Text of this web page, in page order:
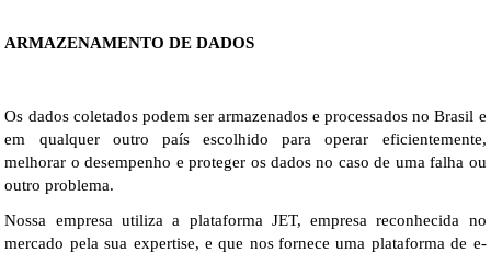
ARMAZENAMENTO DE DADOS
Os dados coletados podem ser armazenados e processados no Brasil e
em qualquer outro país escolhido para operar eficientemente,
melhorar o desempenho e proteger os dados no caso de uma falha ou
outro problema.
Nossa empresa utiliza a plataforma JET, empresa reconhecida no
mercado pela sua expertise, e que nos fornece uma plataforma de e-